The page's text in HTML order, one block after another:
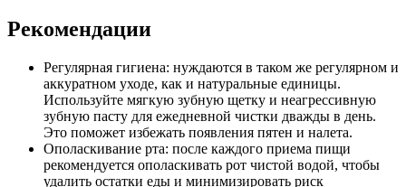
Рекомендации
Регулярная гигиена: нуждаются в таком же регулярном и
аккуратном уходе, как и натуральные единицы.
Используйте мягкую зубную щетку и неагрессивную
зубную пасту для ежедневной чистки дважды в день.
Это поможет избежать появления пятен и налета.
Ополаскивание рта: после каждого приема пищи
рекомендуется ополаскивать рот чистой водой, чтобы
удалить остатки еды и минимизировать риск